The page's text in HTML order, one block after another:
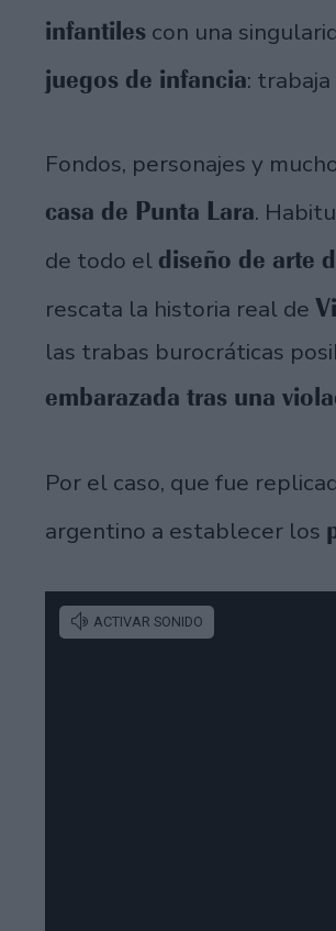
infantiles con una
juegos de infancia:
Fondos, personajes y
casa de Punta Lara.
de todo el diseño de arte
rescata la historia real de
las trabas burocráticas
embarazada tras una
Por el caso, que fue
argentino a establecer los